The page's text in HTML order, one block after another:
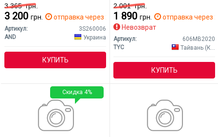
3 365грн.
3 200 грн. отправка через 2 дн.
Артикул:
3S260006
AND
Украина
КУПИТЬ
2 001грн.
1 890 грн.
отправка через
Невозврат
Артикул:
606MB2020
TYC
Тайвань (Китай)
КУПИТЬ
Скидка 4%